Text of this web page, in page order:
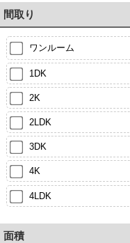
間取り
ワンルーム
1DK
2K
2LDK
3DK
4K
4LDK
面積